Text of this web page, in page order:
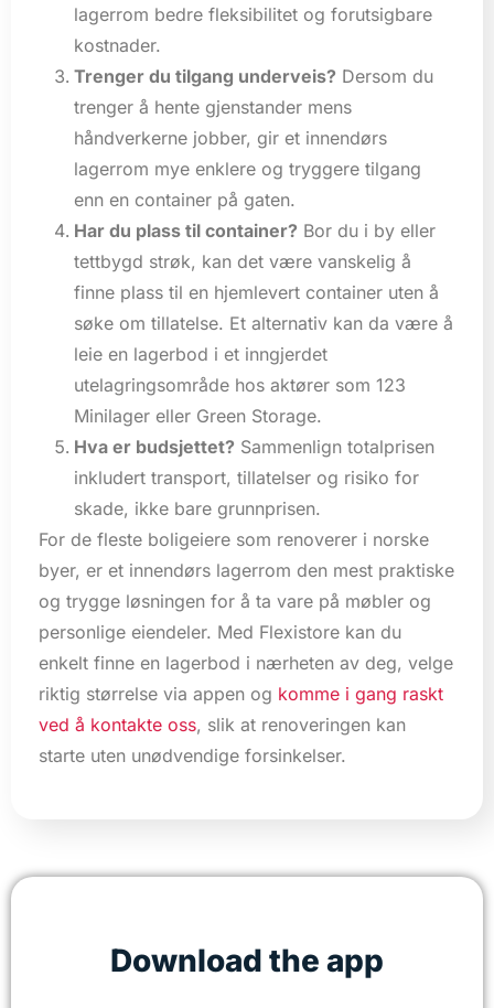
lagerrom bedre fleksibilitet og forutsigbare
kostnader.
Trenger du tilgang underveis? Dersom du
trenger å hente gjenstander mens
håndverkerne jobber, gir et innendørs
lagerrom mye enklere og tryggere tilgang
enn en container på gaten.
Har du plass til container? Bor du i by eller
tettbygd strøk, kan det være vanskelig å
finne plass til en hjemlevert container uten å
søke om tillatelse. Et alternativ kan da være å
leie en lagerbod i et inngjerdet
utelagringsområde hos aktører som 123
Minilager eller Green Storage.
Hva er budsjettet? Sammenlign totalprisen
inkludert transport, tillatelser og risiko for
skade, ikke bare grunnprisen.
For de fleste boligeiere som renoverer i norske
byer, er et innendørs lagerrom den mest praktiske
og trygge løsningen for å ta vare på møbler og
personlige eiendeler. Med Flexistore kan du
enkelt finne en lagerbod i nærheten av deg, velge
riktig størrelse via appen og komme i gang raskt
ved å kontakte oss, slik at renoveringen kan
starte uten unødvendige forsinkelser.
Download the app